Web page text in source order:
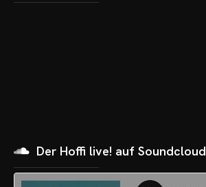
Der Hoffi live! auf Soundcloud